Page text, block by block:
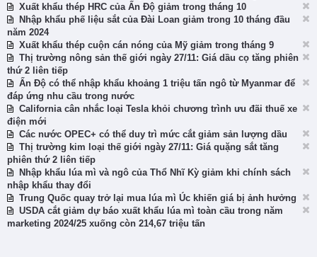
Xuất khẩu thép HRC của Ấn Độ giảm trong tháng 10
Nhập khẩu phế liệu sắt của Đài Loan giảm trong 10 tháng đầu
năm 2024
Xuất khẩu thép cuộn cán nóng của Mỹ giảm trong tháng 9
Thị trường nông sản thế giới ngày 27/11: Giá dầu cọ tăng phiên
thứ 2 liên tiếp
Ấn Độ có thể nhập khẩu khoảng 1 triệu tấn ngô từ Myanmar để
đáp ứng nhu cầu trong nước
California cân nhắc loại Tesla khỏi chương trình ưu đãi thuế xe
điện mới
Các nước OPEC+ có thể duy trì mức cắt giảm sản lượng dầu
Thị trường kim loại thế giới ngày 27/11: Giá quặng sắt tăng
phiên thứ 2 liên tiếp
Nhập khẩu lúa mì và ngô của Thổ Nhĩ Kỳ giảm khi chính sách
nhập khẩu thay đổi
Trung Quốc quay trở lại mua lúa mì Úc khiến giá bị ảnh hưởng
USDA cắt giảm dự báo xuất khẩu lúa mì toàn cầu trong năm
marketing 2024/25 xuống còn 214,67 triệu tấn